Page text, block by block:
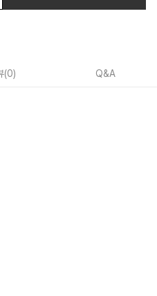
(0) Q&A